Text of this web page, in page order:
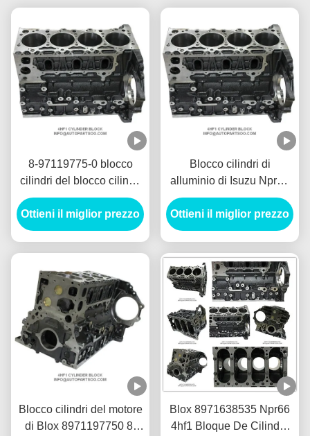
8-97119775-0 blocco
cilindri del blocco cilindri
del motore Npr66 4hf1
Bloque De Cilindro Isuzu
4hf1
Ottieni il miglior prezzo
Blocco cilindri di
alluminio di Isuzu Npr66
4hf1 Bloque De Cilindro
del blocco motore di Blox
8-97119775-0
Ottieni il miglior prezzo
Blocco cilindri del motore
di Blox 8971197750 8-
Blox 8971638535 Npr66
4hf1 Bloque De Cilindro